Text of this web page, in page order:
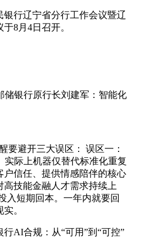
银行辽宁省分行工作会议暨辽
8月4日召开。
储银行原行长刘建军：智能化
要避开三大误区： 误区一：
实际上机器仅替代标准化重复
户信任、提供情感陪伴的核心
技能金融人才需求持续上
入短期回本。一年内就要回
。
AI合规：从“可用”到“可控”